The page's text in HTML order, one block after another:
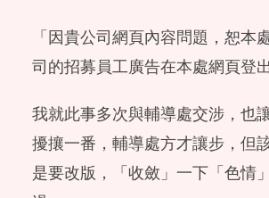
「因貴公司網頁內容問題，恕本
司的招募員工廣告在本處網頁登
我就此事多次與輔導處交涉，也
擾攘一番，輔導處方才讓步，但
是要改版，「收斂」一下「色情